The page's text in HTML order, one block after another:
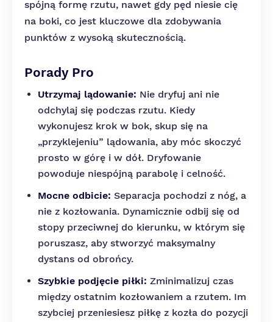
spójną formę rzutu, nawet gdy pęd niesie cię
na boki, co jest kluczowe dla zdobywania
punktów z wysoką skutecznością.
Porady Pro
Utrzymaj lądowanie: Nie dryfuj ani nie
odchylaj się podczas rzutu. Kiedy
wykonujesz krok w bok, skup się na
„przyklejeniu” lądowania, aby móc skoczyć
prosto w górę i w dół. Dryfowanie
powoduje niespójną parabolę i celność.
Mocne odbicie: Separacja pochodzi z nóg, a
nie z kozłowania. Dynamicznie odbij się od
stopy przeciwnej do kierunku, w którym się
poruszasz, aby stworzyć maksymalny
dystans od obrońcy.
Szybkie podjęcie piłki: Zminimalizuj czas
między ostatnim kozłowaniem a rzutem. Im
szybciej przeniesiesz piłkę z kozła do pozycji